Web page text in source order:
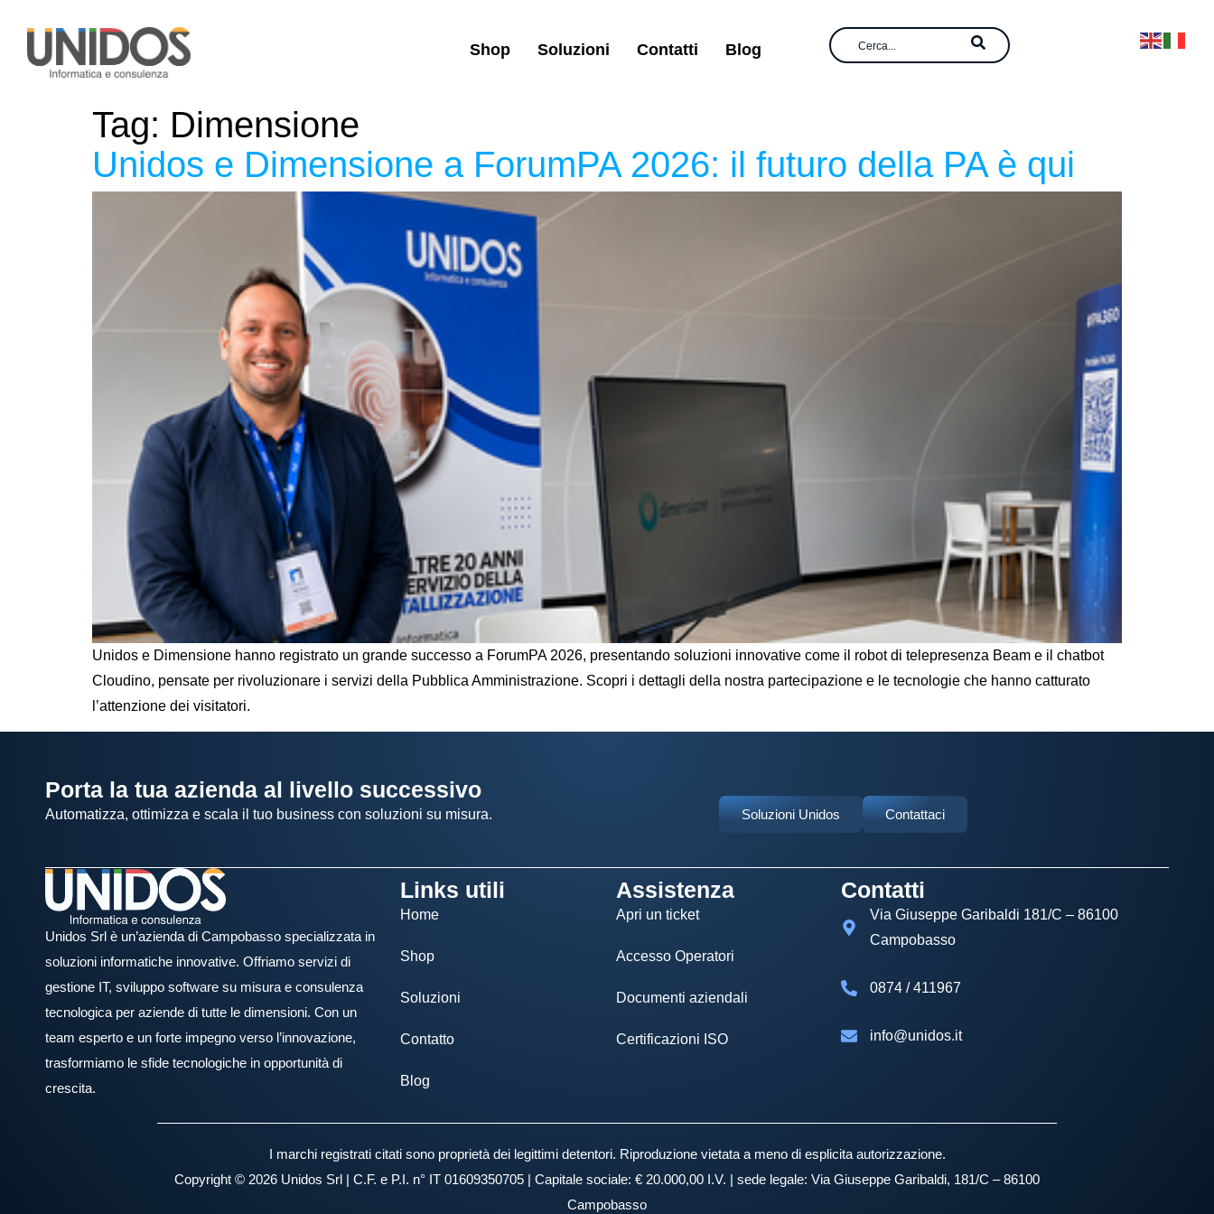
Shop Soluzioni Contatti Blog
Tag: Dimensione
Unidos e Dimensione a ForumPA 2026: il futuro della PA è qui
Unidos e Dimensione hanno registrato un grande successo a ForumPA 2026, presentando soluzioni innovative come il robot di telepresenza Beam e il chatbot
Cloudino, pensate per rivoluzionare i servizi della Pubblica Amministrazione. Scopri i dettagli della nostra partecipazione e le tecnologie che hanno catturato
l’attenzione dei visitatori.
Porta la tua azienda al livello successivo
Automatizza, ottimizza e scala il tuo business con soluzioni su misura. Soluzioni Unidos Contattaci
Unidos Srl è un’azienda di Campobasso specializzata in
soluzioni informatiche innovative. Offriamo servizi di
gestione IT, sviluppo software su misura e consulenza
tecnologica per aziende di tutte le dimensioni. Con un
team esperto e un forte impegno verso l’innovazione,
trasformiamo le sfide tecnologiche in opportunità di
crescita.
Links utili
Home
Shop
Soluzioni
Contatto
Blog
Assistenza
Apri un ticket
Accesso Operatori
Documenti aziendali
Certificazioni ISO
Contatti
Via Giuseppe Garibaldi 181/C – 86100
Campobasso
0874 / 411967
info@unidos.it
I marchi registrati citati sono proprietà dei legittimi detentori. Riproduzione vietata a meno di esplicita autorizzazione.
Copyright © 2026 Unidos Srl | C.F. e P.I. n° IT 01609350705 | Capitale sociale: € 20.000,00 I.V. | sede legale: Via Giuseppe Garibaldi, 181/C – 86100
Campobasso